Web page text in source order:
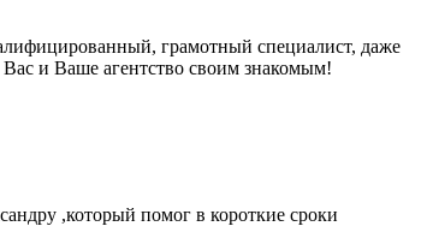
грамотный специалист, даже
Вас и Ваше агентство своим знакомым!
,который помог в короткие сроки